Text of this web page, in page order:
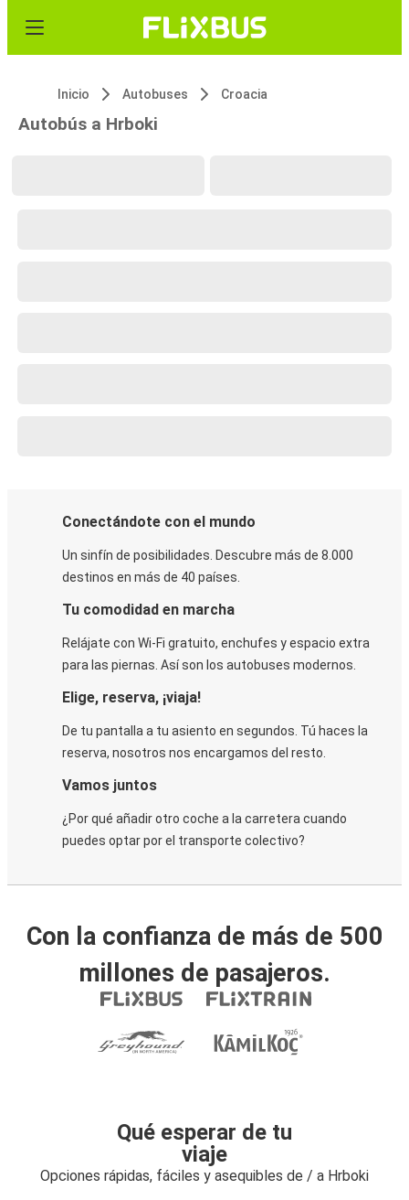
Inicio Autobuses Croacia
Autobús a Hrboki
Conectándote con el mundo
Un sinfín de posibilidades. Descubre más de 8.000
destinos en más de 40 países.
Tu comodidad en marcha
Relájate con Wi-Fi gratuito, enchufes y espacio extra
para las piernas. Así son los autobuses modernos.
Elige, reserva, ¡viaja!
De tu pantalla a tu asiento en segundos. Tú haces la
reserva, nosotros nos encargamos del resto.
Vamos juntos
¿Por qué añadir otro coche a la carretera cuando
puedes optar por el transporte colectivo?
Con la confianza de más de 500
millones de pasajeros.
Qué esperar de tu
viaje
Opciones rápidas, fáciles y asequibles de / a Hrboki